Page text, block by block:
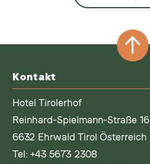
Kontakt
Hotel Tirolerhof
Reinhard-Spielmann-Straße 16
6632 Ehrwald Tirol Österreich
Tel:+43 5673 2308